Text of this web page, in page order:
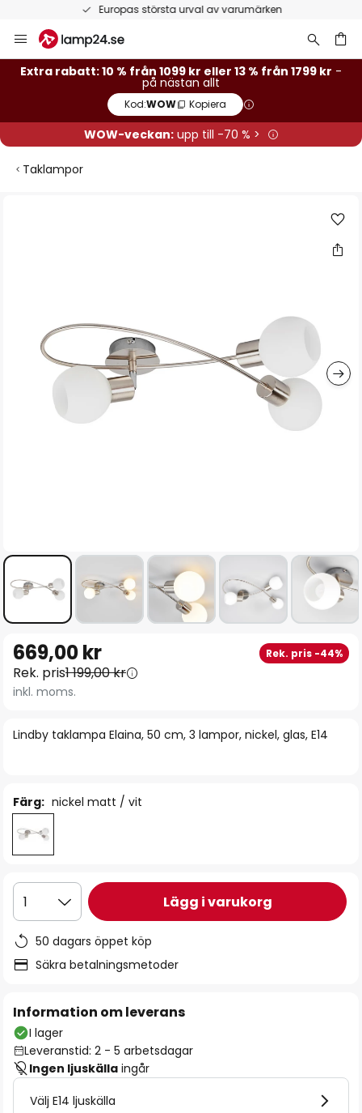
Europas största urval av varumärken
Hoppa
till
innehållet
Extra rabatt: 10 % från 1099 kr eller 13 % från 1799 kr -
på nästan allt
Kod:WOW Kopiera
WOW-veckan:upp till -70 % >
Taklampor
till
början
av
Lindby taklampa Elaina, 50 cm, 3 lampor, nickel, glas, E14
669,00 kr Rek. pris -44%
Rek. pris1 199,00 kr
inkl. moms.
Färg: nickel matt / vit
1 Lägg i varukorg
50 dagars öppet köp
Säkra betalningsmetoder
Information om leverans
I lager
Leveranstid: 2 - 5 arbetsdagar
Ingen ljuskälla ingår
Välj E14 ljuskälla